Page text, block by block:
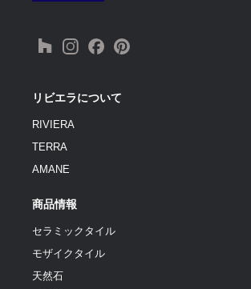
リビエラについて
RIVIERA
TERRA
AMANE
商品情報
セラミックタイル
モザイクタイル
天然石